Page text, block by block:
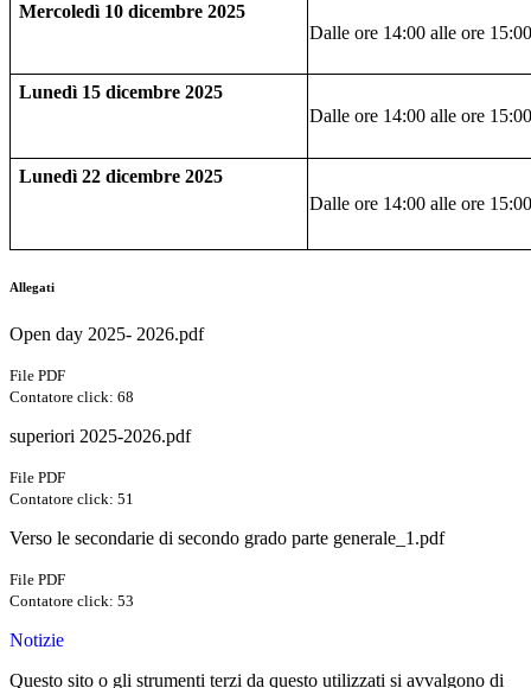
Mercoledì 10 dicembre 2025
Dalle ore 14:00 alle ore 15:00
Lunedì 15 dicembre 2025
Dalle ore 14:00 alle ore 15:00
Lunedì 22 dicembre 2025
Dalle ore 14:00 alle ore 15:00
Allegati
Open day 2025- 2026.pdf
File PDF
Contatore click: 68
superiori 2025-2026.pdf
File PDF
Contatore click: 51
Verso le secondarie di secondo grado parte generale_1.pdf
File PDF
Contatore click: 53
Notizie
Questo sito o gli strumenti terzi da questo utilizzati si avvalgono di